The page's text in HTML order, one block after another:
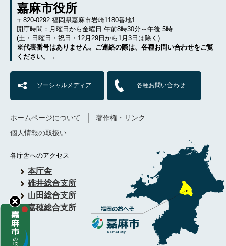
嘉麻市役所
〒820-0292 福岡県嘉麻市岩崎1180番地1
開庁時間：月曜日から金曜日 午前8時30分～午後 5時
(土・日曜日・祝日・12月29日から1月3日は除く)
※代表番号はありません。ご連絡の際は、各種お問い合わせをご覧
ください。→
ソーシャルメディア 各種お問い合わせ
各庁舎へのアクセス
本庁舎
碓井総合支所
山田総合支所
嘉穂総合支所
ホームページについて
著作権・リンク
個人情報の取扱い